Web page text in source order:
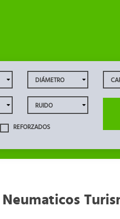
REFORZADOS
Neumaticos